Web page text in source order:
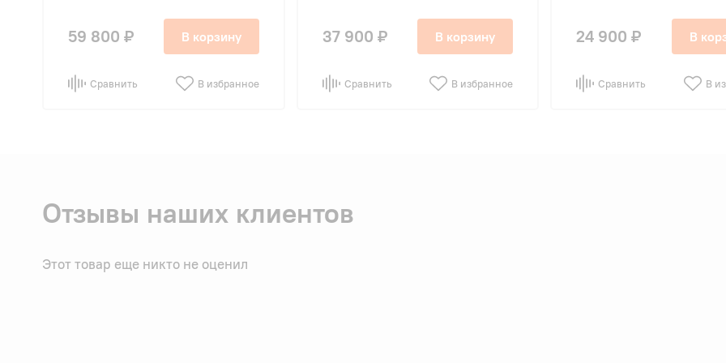
59 800 ₽ В корзину
Сравнить В избранное
37 900 ₽ В корзину
Сравнить В избранное
24 900 ₽ В
Сравнить В
Отзывы наших клиентов
Этот товар еще никто не оценил